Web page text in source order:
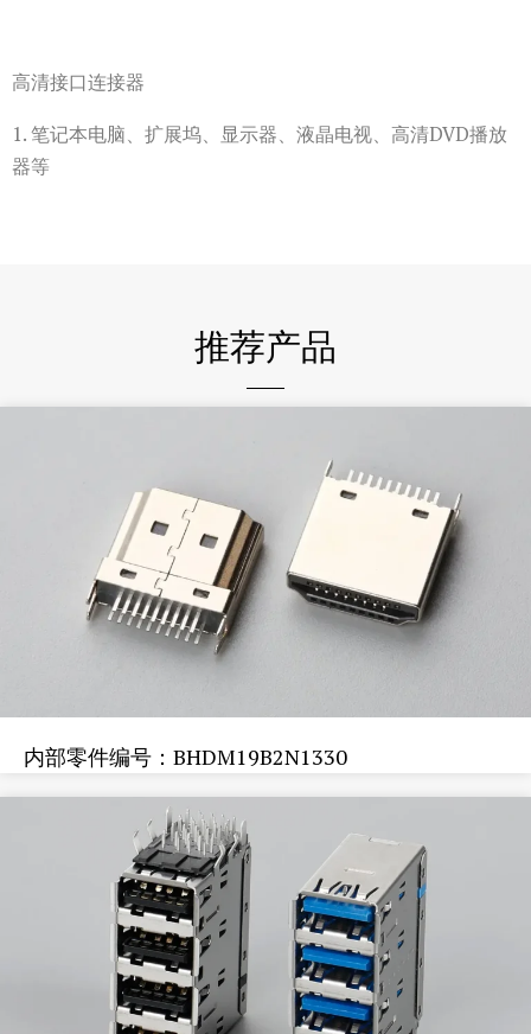
高清接口连接器
1. 笔记本电脑、扩展坞、显示器、液晶电视、高清DVD播放
器等
推荐产品
内部零件编号：BHDM19B2N1330